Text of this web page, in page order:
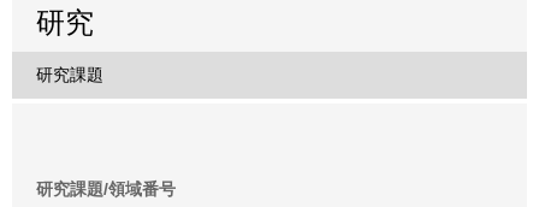
研究
研究課題
研究課題/領域番号